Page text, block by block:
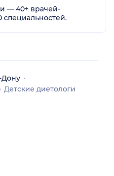
— 40+ врачей-
специальностей.
Дону
Детские диетологи